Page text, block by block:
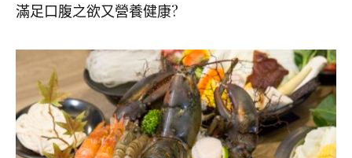
滿足口腹之欲又營養健康?